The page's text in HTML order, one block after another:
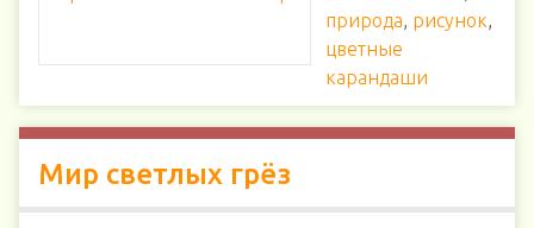
природа, рисунок,
цветные
карандаши
Мир светлых грёз